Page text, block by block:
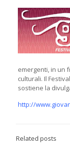
emergenti, in un
culturali. Il
sostiene la
http://
Related posts